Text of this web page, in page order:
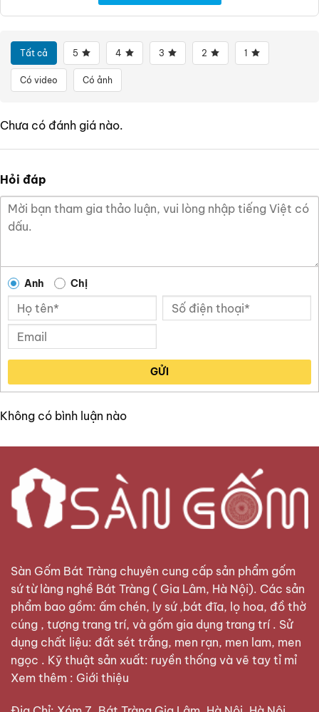
Tất cả 5 4 3 2 1
Có video Có ảnh
Chưa có đánh giá nào.
Hỏi đáp
Anh Chị
GỬI
Không có bình luận nào
Sàn Gốm Bát Tràng chuyên cung cấp sản phẩm gốm
sứ từ làng nghề Bát Tràng ( Gia Lâm, Hà Nội). Các sản
phẩm bao gồm: ấm chén, ly sứ ,bát đĩa, lọ hoa, đồ thờ
cúng , tượng trang trí, và gốm gia dụng trang trí . Sử
dụng chất liệu: đất sét trắng, men rạn, men lam, men
ngọc . Kỹ thuật sản xuất: ruyền thống và vẽ tay tỉ mỉ
Xem thêm : Giới thiệu